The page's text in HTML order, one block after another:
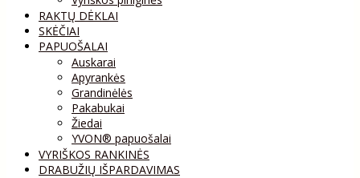
RAKTŲ DĖKLAI
SKĖČIAI
PAPUOŠALAI
Auskarai
Apyrankės
Grandinėlės
Pakabukai
Žiedai
YVON® papuošalai
VYRIŠKOS RANKINĖS
DRABUŽIŲ IŠPARDAVIMAS